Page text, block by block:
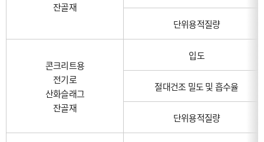
잔골재
단위용적질량
콘크리트용
전기로
산화슬래그
잔골재
입도
절대건조 밀도 및 흡수율
단위용적질량